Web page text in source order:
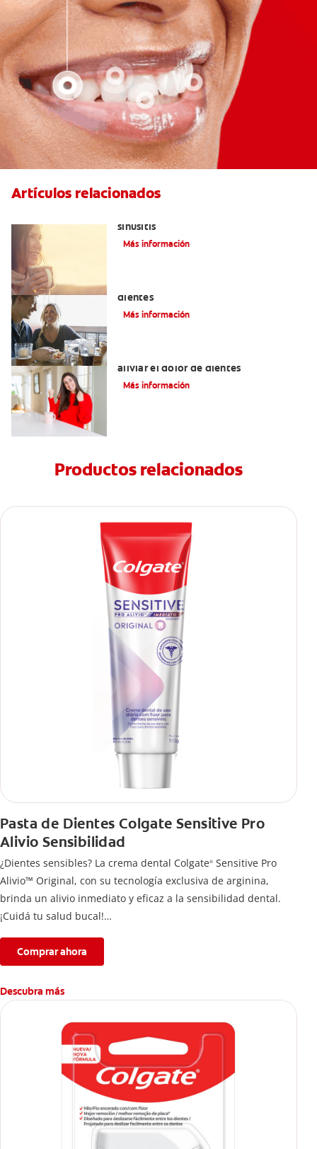
Artículos relacionados
sinusitis
Más información
dientes
Más información
aliviar el dolor de dientes
Más información
Productos relacionados
Pasta de Dientes Colgate Sensitive Pro
Alivio Sensibilidad
¿Dientes sensibles? La crema dental Colgate® Sensitive Pro
Alivio™ Original, con su tecnología exclusiva de arginina,
brinda un alivio inmediato y eficaz a la sensibilidad dental.
¡Cuidá tu salud bucal!
la crema de dientes Colgate
para un alivio instantáneo* y duradero causado por la
sensibilidad dental.
*Con aplicación directa, masajeando por un minuto en cada
diente sensible.
Comprar ahora
Descubra más